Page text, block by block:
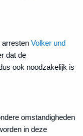
arresten Volker und
dat de
ook noodzakelijk is
omstandigheden
in deze